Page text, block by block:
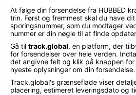
At følge din forsendelse fra HUBBED
trin. Først og fremmest skal du have
sporingsnummer, som du modtager
nummer er din nøgle til at finde
Gå til track.global, en platform, der
for forsendelser over hele verden.
det angivne felt og klik på knappen
nyeste oplysninger om din forsendelse.
Track.global's grænseflade viser
placering, estimeret leveringsdato og